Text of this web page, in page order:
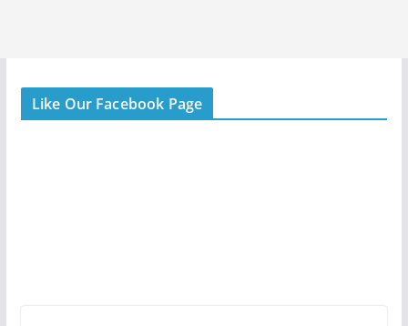
Like Our Facebook Page